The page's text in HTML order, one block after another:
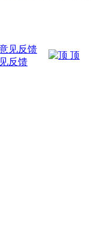
反馈
顶